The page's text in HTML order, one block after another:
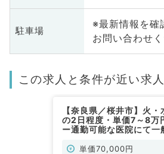
駐車場
※最新情報を確
お問い合わせ
この求人と条件が近い求人
【奈良県／桜井市】火
の2日程度・単価7～8万
ー通勤可能な医院にて一
単価70,000円